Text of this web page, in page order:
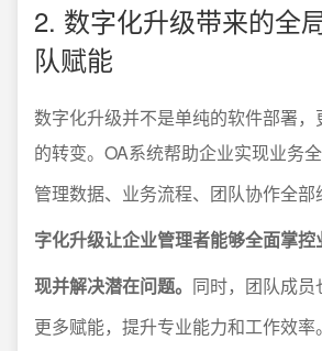
2. 数字化升级带来的全
队赋能
数字化升级并不是单纯的软件部署
的转变。OA系统帮助企业实现业务
管理数据、业务流程、团队协作全部
字化升级让企业管理者能够全面掌
现并解决潜在问题。 同时，团队成
更多赋能，提升专业能力和工作效率。